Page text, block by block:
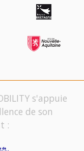
s'appuie
de son
: